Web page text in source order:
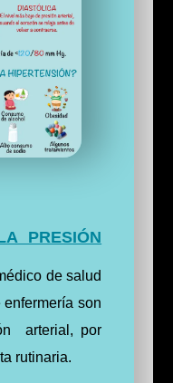
PRESIÓN
de salud
son
arterial, por
rutinaria.